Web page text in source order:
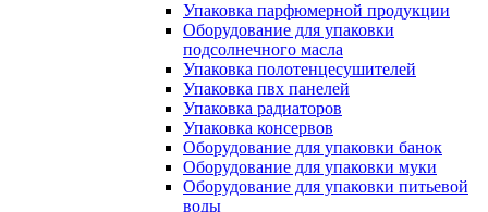
Упаковка парфюмерной продукции
Оборудование для упаковки
подсолнечного масла
Упаковка полотенцесушителей
Упаковка пвх панелей
Упаковка радиаторов
Упаковка консервов
Оборудование для упаковки банок
Оборудование для упаковки муки
Оборудование для упаковки питьевой
воды